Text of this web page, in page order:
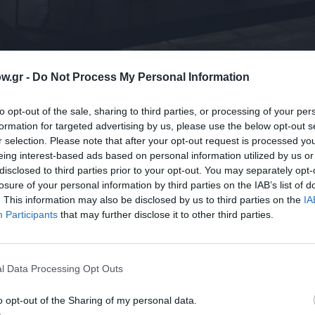
- Do Not Process My Personal Information
opt-out of the sale, sharing to third parties, or processing of your
for targeted advertising by us, please use the below opt-out
selection. Please note that after your opt-out request is processed
interest-based ads based on personal information utilized by us
to third parties prior to your opt-out. You may separately
of your personal information by third parties on the IAB’s list of
This information may also be disclosed by us to third parties on the
Participants that may further disclose it to other third parties.
Data Processing Opt Outs
opt-out of the Sharing of my personal data.
Πολύτροπον θα βρίσκονται οι καλλιτέχνες Γιώργος
επιτόπου τα σκίτσα των κατοικιδίων που θα
έναντι συμβολικού αντιτίμου.
κρασί Cucuvaia που παράγει στην Τοσκάνη ο Σταύρος
tradizione de sapore. Τη βραδιά θα συνοδεύσει με
το νέο μυθιστόρημα της εικαστικού Αθηνάς
Βακχικόν.
του κόστους αμαξιδίων και φορείων μεταφοράς
ΜΗΝ ΧΑΣΕΙΣ!